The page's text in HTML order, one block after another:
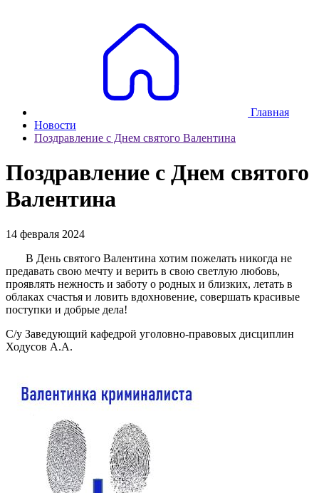
Главная
Новости
Поздравление с Днем святого Валентина
Поздравление с Днем святого
Валентина
14 февраля 2024
В День святого Валентина хотим пожелать никогда не
предавать свою мечту и верить в свою светлую любовь,
проявлять нежность и заботу о родных и близких, летать в
облаках счастья и ловить вдохновение, совершать красивые
поступки и добрые дела!
С/у Заведующий кафедрой уголовно-правовых дисциплин
Ходусов А.А.